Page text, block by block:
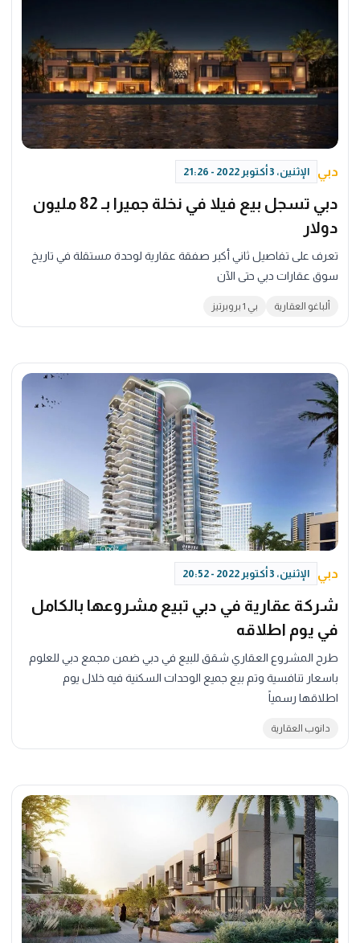
دبي الإثنين، 3 أكتوبر 2022 - 21:26
دبي تسجل بيع فيلا في نخلة جميرا بـ 82 مليون
دولار
تعرف على تفاصيل ثاني أكبر صفقة عقارية لوحدة مستقلة في تاريخ
سوق عقارات دبي حتى الآن
ألباغو العقارية بي 1 بروبرتيز
دبي الإثنين، 3 أكتوبر 2022 - 20:52
شركة عقارية في دبي تبيع مشروعها بالكامل
في يوم اطلاقه
طرح المشروع العقاري شقق للبيع في دبي ضمن مجمع دبي للعلوم
باسعار تنافسية وتم بيع جميع الوحدات السكنية فيه خلال يوم
اطلاقها رسمياً
دانوب العقارية